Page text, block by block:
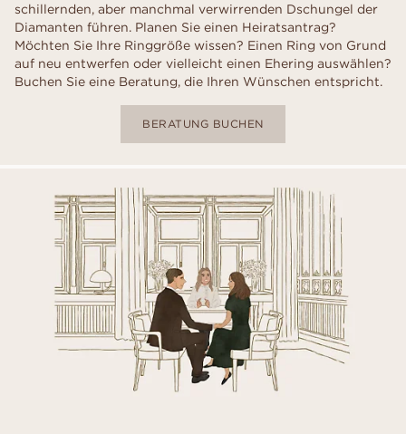
schillernden, aber manchmal verwirrenden Dschungel der
Diamanten führen. Planen Sie einen Heiratsantrag?
Möchten Sie Ihre Ringgröße wissen? Einen Ring von Grund
auf neu entwerfen oder vielleicht einen Ehering auswählen?
Buchen Sie eine Beratung, die Ihren Wünschen entspricht.
BERATUNG BUCHEN